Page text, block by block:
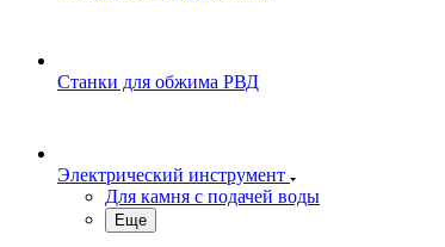
Станки для обжима РВД
Электрический инструмент
Для камня с подачей воды
Еще